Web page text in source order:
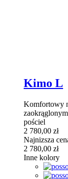
Kimo L
Komfortowy
pościel
2 780,00 zł
Najnizsza
2 780,00 zł
Inne kolory